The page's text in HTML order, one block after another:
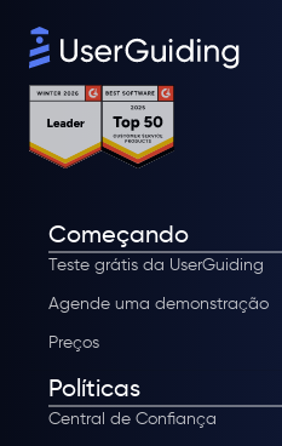
Começando
Teste grátis da UserGuiding
Agende uma demonstração
Preços
Políticas
Central de Confiança